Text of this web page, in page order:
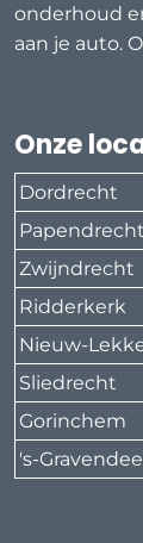
onderhoud
aan je auto.
Onze
Dordrecht
Papendrecht
Zwijndrecht
Ridderkerk
Nieuw-
Sliedrecht
Gorinchem
's-